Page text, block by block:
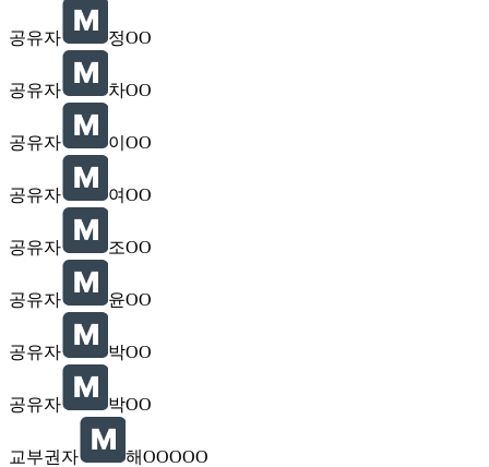
공유자 정OO
공유자 차OO
공유자 이OO
공유자 여OO
공유자 조OO
공유자 윤OO
공유자 박OO
공유자 박OO
교부권자 해OOOOO